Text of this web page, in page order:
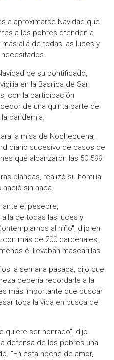
a aproximarse Navidad que
a los pobres ofenden a
allá de todas las luces y
de su pontificado,
en la Basílica de San
con la participación
de una quinta parte del
pandemia.
la misa de Nochebuena,
diario sucesivo de casos de
que alcanzaron las 50.599.
blancas, realizó su homilía
sin nada.
ante el pesebre,
de todas las luces y
al niño", dijo en
más de 200 cardenales,
él llevaban mascarillas.
la semana pasada, dijo que
debería recordarle a la
más importante que buscar
toda la vida en busca del
quiere ser honrado", dijo
defensa de los pobres una
"En esta noche de amor,